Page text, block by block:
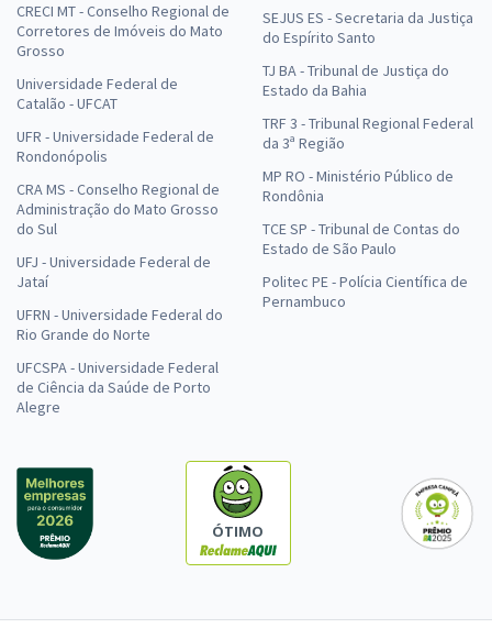
CRECI MT - Conselho Regional de
Corretores de Imóveis do Mato
Grosso
Universidade Federal de
Catalão - UFCAT
UFR - Universidade Federal de
Rondonópolis
CRA MS - Conselho Regional de
Administração do Mato Grosso
do Sul
UFJ - Universidade Federal de
Jataí
UFRN - Universidade Federal do
Rio Grande do Norte
UFCSPA - Universidade Federal
de Ciência da Saúde de Porto
Alegre
SEJUS ES - Secretaria da Justiça
do Espírito Santo
TJ BA - Tribunal de Justiça do
Estado da Bahia
TRF 3 - Tribunal Regional Federal
da 3ª Região
MP RO - Ministério Público de
Rondônia
TCE SP - Tribunal de Contas do
Estado de São Paulo
Politec PE - Polícia Científica de
Pernambuco
ÓTIMO